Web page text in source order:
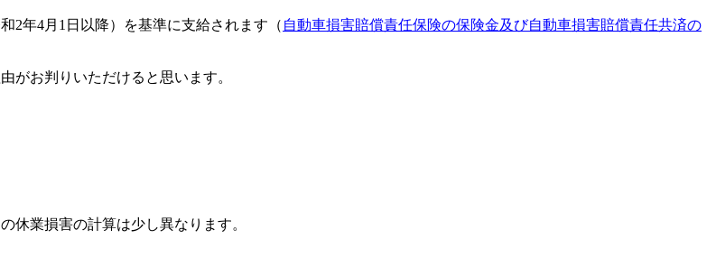
和2年4月1日以降）を基準に支給されます（ 自動車損害賠償責任保険の保険金及び自動車損害賠償責任共済の
がお判りいただけると思います。
休業損害の計算は少し異なります。